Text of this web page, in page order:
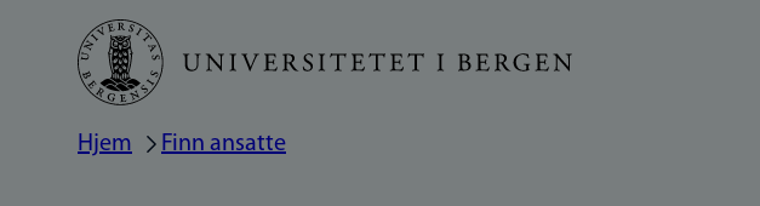
Hopp
hovedinnhold
Navigasjonssti
Hjem Finn ansatte